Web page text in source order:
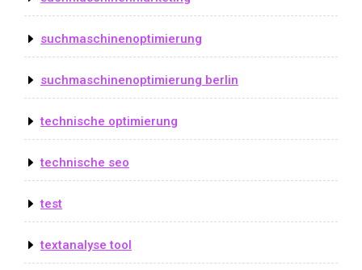
suchmaschinenoptimierung
suchmaschinenoptimierung berlin
technische optimierung
technische seo
test
textanalyse tool